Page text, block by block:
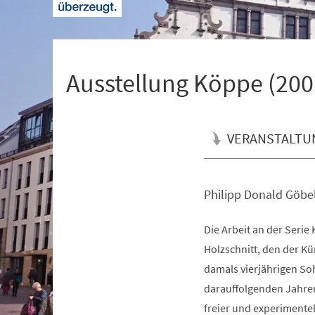
Ausstellung Köppe
Philipp Donald
Die Arbeit an der Serie
Holzschnitt, den der
damals vierjährigen
darauffolgenden
freier und